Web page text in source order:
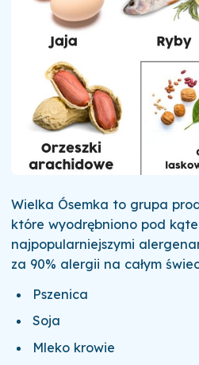
Wielka Ósemka to grupa
które wyodrębniono pod
najpopularniejszymi
za 90% alergii na całym
Pszenica
Soja
Mleko krowie